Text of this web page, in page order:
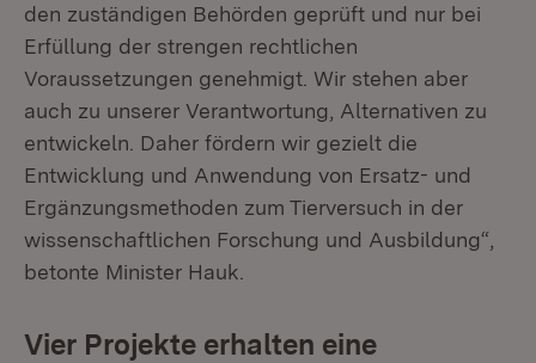
den zuständigen Behörden geprüft und nur bei
Erfüllung der strengen rechtlichen
Voraussetzungen genehmigt. Wir stehen aber
auch zu unserer Verantwortung, Alternativen zu
entwickeln. Daher fördern wir gezielt die
Entwicklung und Anwendung von Ersatz- und
Ergänzungsmethoden zum Tierversuch in der
wissenschaftlichen Forschung und Ausbildung“,
betonte Minister Hauk.
Vier Projekte erhalten eine